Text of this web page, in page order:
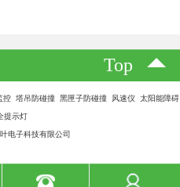
Top
控 塔吊防碰撞 黑匣子防碰撞 风速仪 太阳能障碍
提示灯
电子科技有限公司